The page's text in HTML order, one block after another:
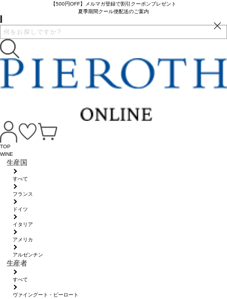
【500円OFF】メルマガ登録で割引クーポンプレゼント
夏季期間クール便配送のご案内
TOP
WINE
生産国
すべて
フランス
ドイツ
イタリア
アメリカ
アルゼンチン
生産者
すべて
ヴァイングート・ピーロート